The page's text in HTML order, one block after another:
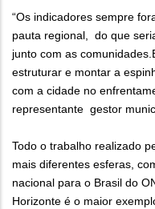
“Os indicadores sempre
pauta regional, do que
junto com as
estruturar e montar a
com a cidade no
representante gestor
Todo o trabalho realizado
mais diferentes esferas,
nacional para o Brasil do
Horizonte é o maior